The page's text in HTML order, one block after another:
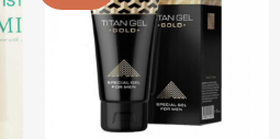
biến
tùy
chọn
có